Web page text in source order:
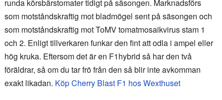
runda körsbärstomater tidigt på säsongen. Marknadsförs
som motståndskraftig mot bladmögel sent på säsongen och
som motståndskraftig mot ToMV tomatmosaikvirus stam 1
och 2. Enligt tillverkaren funkar den fint att odla i ampel eller
hög kruka. Eftersom det är en F1hybrid så har den två
föräldrar, så om du tar frö från den så blir inte avkomman
exakt likadan. Köp Cherry Blast F1 hos Wexthuset